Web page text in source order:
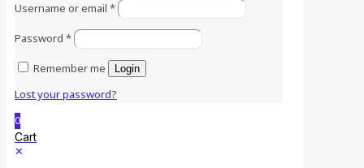
Username or email *
Password *
Remember me
Login
Lost your password?
0
Cart
✕